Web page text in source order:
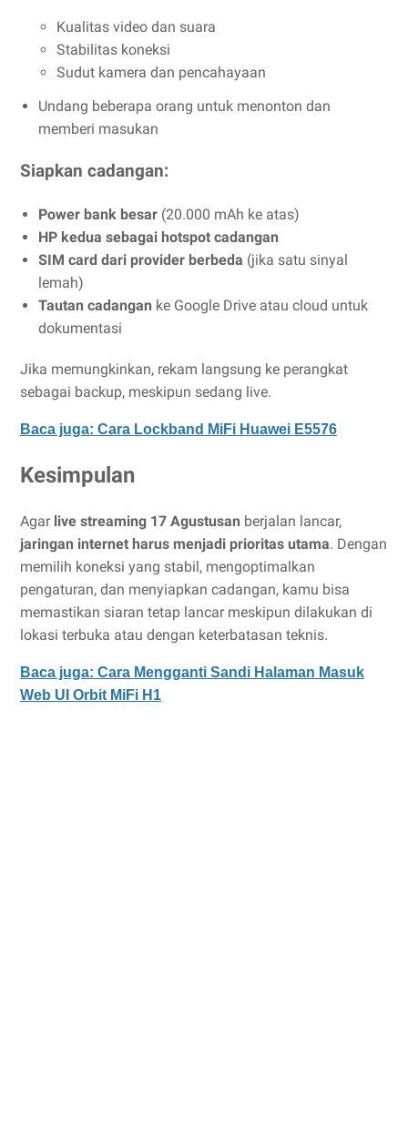
Kualitas video dan suara
Stabilitas koneksi
Sudut kamera dan pencahayaan
Undang beberapa orang untuk menonton dan
memberi masukan
Siapkan cadangan:
Power bank besar (20.000 mAh ke atas)
HP kedua sebagai hotspot cadangan
SIM card dari provider berbeda (jika satu sinyal
lemah)
Tautan cadangan ke Google Drive atau cloud untuk
dokumentasi
Jika memungkinkan, rekam langsung ke perangkat
sebagai backup, meskipun sedang live.
Baca juga: Cara Lockband MiFi Huawei E5576
Kesimpulan
Agar live streaming 17 Agustusan berjalan lancar,
jaringan internet harus menjadi prioritas utama. Dengan
memilih koneksi yang stabil, mengoptimalkan
pengaturan, dan menyiapkan cadangan, kamu bisa
memastikan siaran tetap lancar meskipun dilakukan di
lokasi terbuka atau dengan keterbatasan teknis.
Baca juga: Cara Mengganti Sandi Halaman Masuk
Web UI Orbit MiFi H1